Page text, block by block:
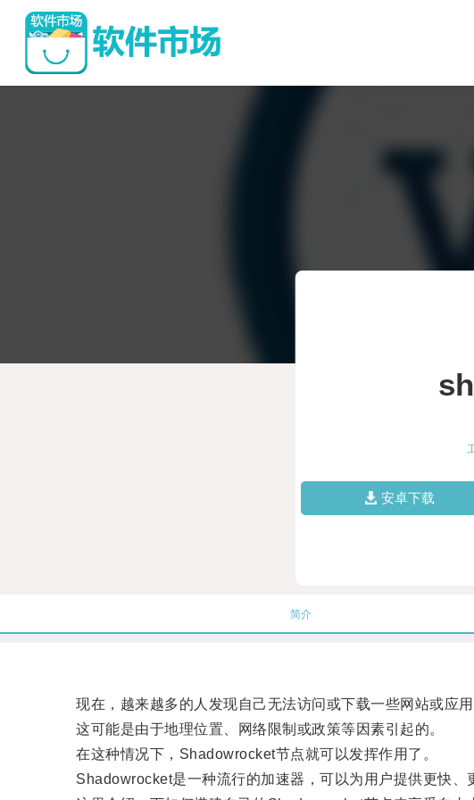
安卓下载
简介
现在，越来越多的人发现自己无法访问或下载一些网站或应用
这可能是由于地理位置、网络限制或政策等因素引起的。
在这种情况下，Shadowrocket节点就可以发挥作用了。
Shadowrocket是一种流行的加速器，可以为用户提供更快、